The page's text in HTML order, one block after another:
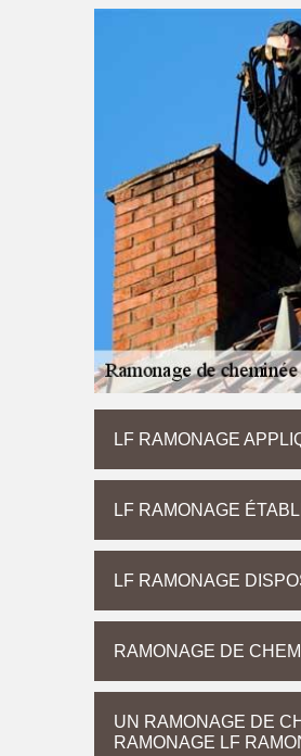
LF RAMONAGE
LF RAMONAGE
LF RAMONAGE
RAMONAGE DE
UN RAMONAGE DE
RAMONAGE LF